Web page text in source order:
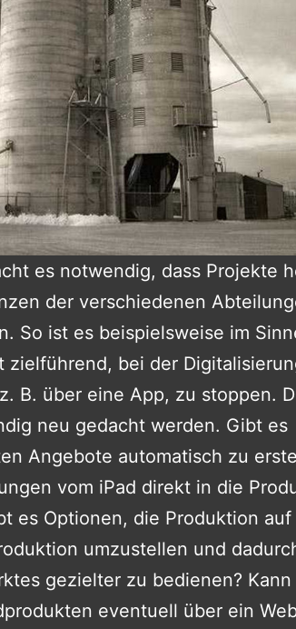
es notwendig, dass Projekte
der verschiedenen
So ist es beispielsweise im
zielführend, bei der
B. über eine App, zu stoppen.
neu gedacht werden. Gibt es
Angebote automatisch zu
vom iPad direkt in die
es Optionen, die Produktion
umzustellen und
gezielter zu bedienen?
eventuell über ein